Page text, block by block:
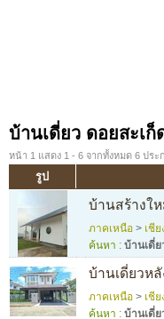
บ้านเดี่ยว ดอยสะเก็
หน้า 1 แสดง 1 - 6 จากทั้งหมด 6 ประ
รูป
บ้านสร้างใ
ภาคเหนือ > เชี
ค้นหา : บ้านเดี่ย
บ้านเดี่ยวห
ภาคเหนือ > เชี
ค้นหา : บ้านเดี่ย